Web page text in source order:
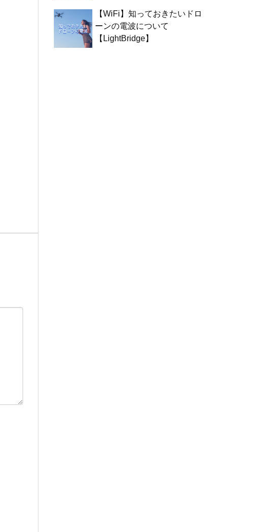
【WiFi】知っておきたいドロ
ーンの電波について
【LightBridge】